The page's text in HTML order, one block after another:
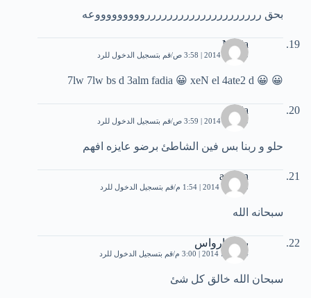
بحق ررررررررررررررررررررروووووووووعه
Nadia
25 يناير، 2014 | 3:58 ص قم بتسجيل الدخول للرد
😀 😀 7lw 7lw bs d 3alm fadia 😀 xeN el 4ate2 d
nadia
25 يناير، 2014 | 3:59 ص قم بتسجيل الدخول للرد
حلو و ربنا بس فين الشاطئ برضو عايزه افهم
ayman
8 فبراير، 2014 | 1:54 م قم بتسجيل الدخول للرد
سبحانه الله
بريق ارواس
4 مارس، 2014 | 3:00 م قم بتسجيل الدخول للرد
سبحان الله خالق كل شئ